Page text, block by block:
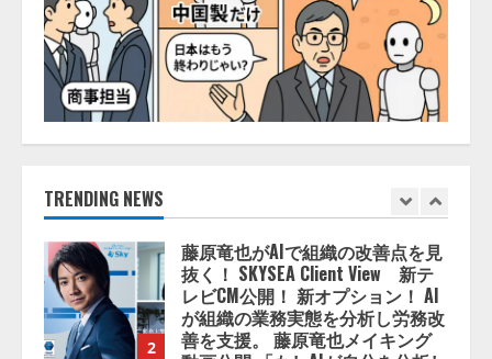
TRENDING NEWS
1
務提携
2026/08/06/14:54:32
2
藤原竜也がAIで組織の改善点を見
抜く！ SKYSEA Client View 新テ
レビCM公開！ 新オプション！ AI
善を支援。 藤原竜也メイキング
動画公開 「もしAIが自分を分析し
たら、すぐ休めと言われる自信が
ある」「昨年の夏はカブトムシを
捕まえたり、虫と戦ったり…」
2026/08/06/14:54:31
3
アシストAIテラス、ガバナンス機
能を備えたAIエージェントプラッ
トフォーム「QueryPie AIP」を提
供開始
2026/08/06/11:53:44